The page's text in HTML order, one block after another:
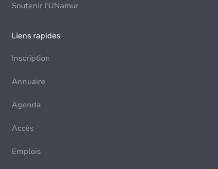
Soutenir l'UNamur
Liens rapides
Inscription
Annuaire
Agenda
Accès
Emplois